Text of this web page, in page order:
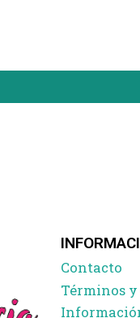
Contacto
Términos